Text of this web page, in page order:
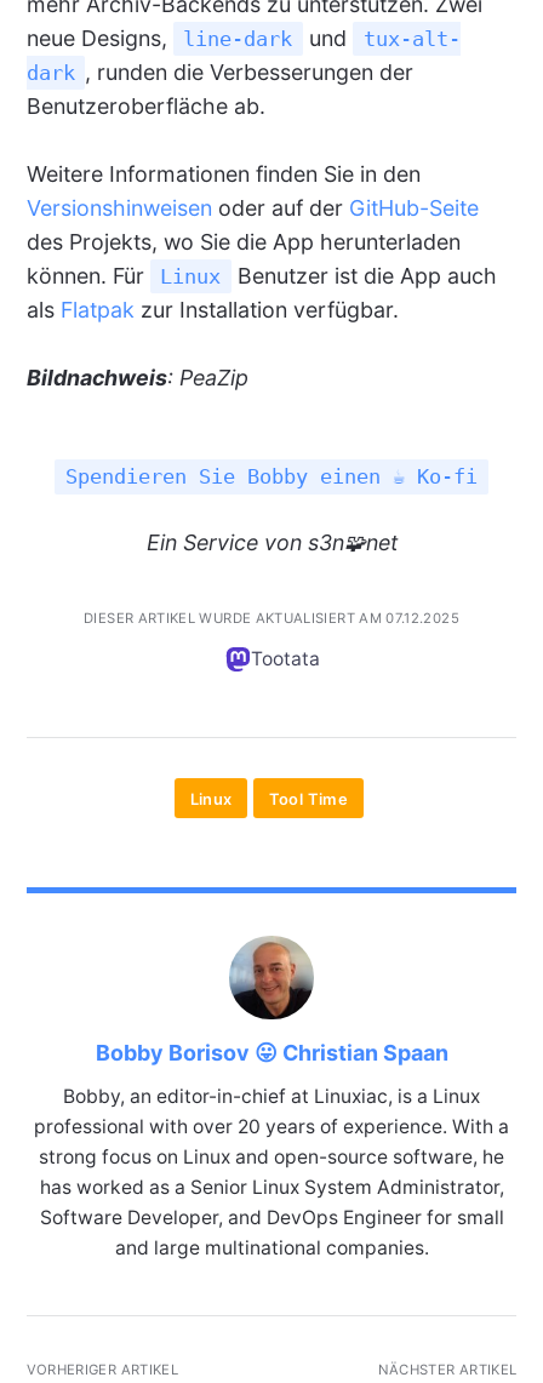
neue Designs,
line-dark und
tux-alt-
dark , runden die Verbesserungen der
Benutzeroberfläche ab.
Weitere Informationen finden Sie in den
Versionshinweisen oder auf der GitHub-Seite
des Projekts, wo Sie die App herunterladen
können. Für
Linux
Benutzer ist die App auch
als Flatpak zur Installation verfügbar.
Bildnachweis: PeaZip
Spendieren Sie Bobby einen ☕ Ko-fi
Ein Servicevon s3n🧩net
DIESER ARTIKEL WURDE AKTUALISIERT AM 07.12.2025
Tootata
Linux Tool Time
Bobby Borisov 😛 Christian Spaan
Bobby, an editor-in-chief at Linuxiac, is a Linux
professional with over 20 years of experience. With a
strong focus on Linux and open-source software, he
has worked as a Senior Linux System Administrator,
Software Developer, and DevOps Engineer for small
and large multinational companies.
VORHERIGER ARTIKEL NÄCHSTER ARTIKEL